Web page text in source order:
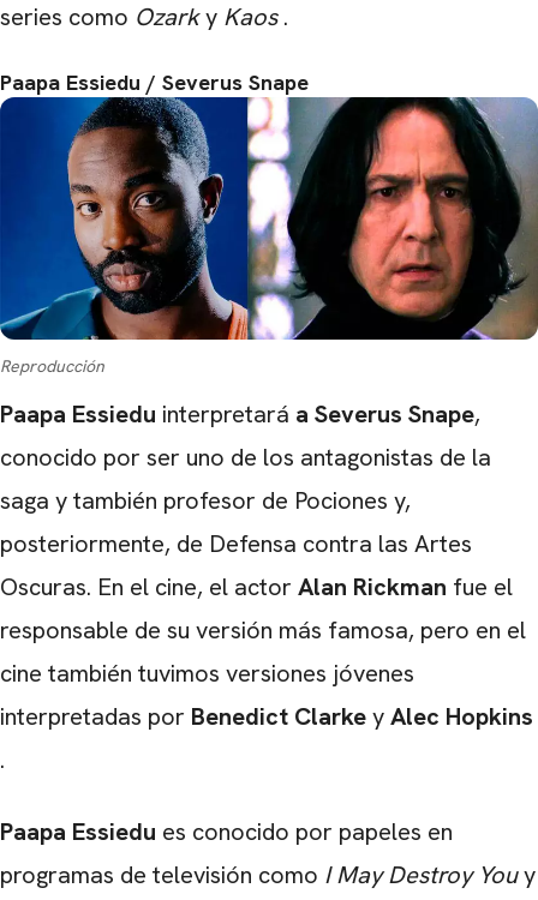
series como Ozarky Kaos.
Paapa Essiedu / Severus Snape
Reproducción
Paapa Essiedu interpretará a Severus Snape,
conocido por ser uno de los antagonistas de la
saga y también profesor de Pociones y,
posteriormente, de Defensa contra las Artes
Oscuras. En el cine, el actor Alan Rickman fue el
responsable de su versión más famosa, pero en el
cine también tuvimos versiones jóvenes
interpretadas por Benedict ClarkeyAlec Hopkins
.
Paapa Essiedu es conocido por papeles en
programas de televisión como I May Destroy Youy